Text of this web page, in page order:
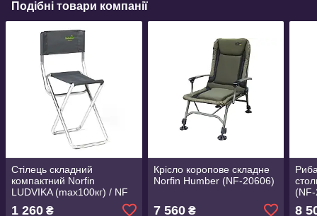
Подібні товари компанії
Стілець складний
компактний Norfin
LUDVIKA (max100кг) / NF
1 260 ₴
Крісло коропове складне
Norfin Humber (NF-20606)
7 560₴ 8